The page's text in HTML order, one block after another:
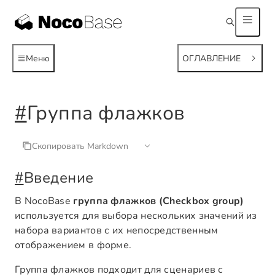
Меню ОГЛАВЛЕНИЕ
#Группа флажков
Скопировать Markdown
#Введение
В NocoBase группа флажков (Checkbox group)
используется для выбора нескольких значений из
набора вариантов с их непосредственным
отображением в форме.
Группа флажков подходит для сценариев с